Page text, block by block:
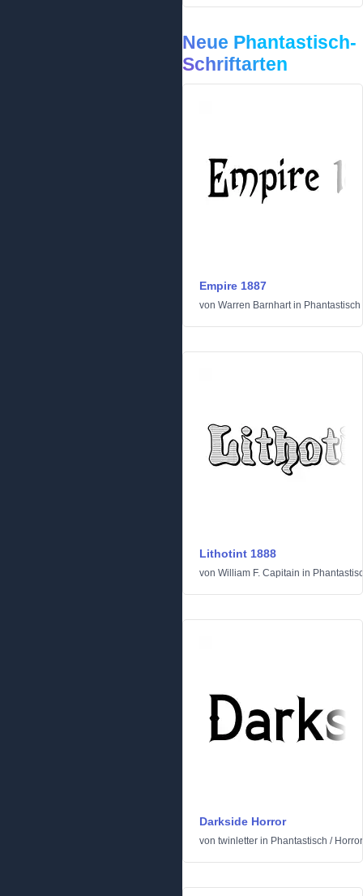
Neue Phantastisch-
Schriftarten
Empire 1887
von Warren Barnhartin Phantastisch
Lithotint 1888
von William F. Capitain in
Darkside Horror
von twinletter in Phantastisch / Horror